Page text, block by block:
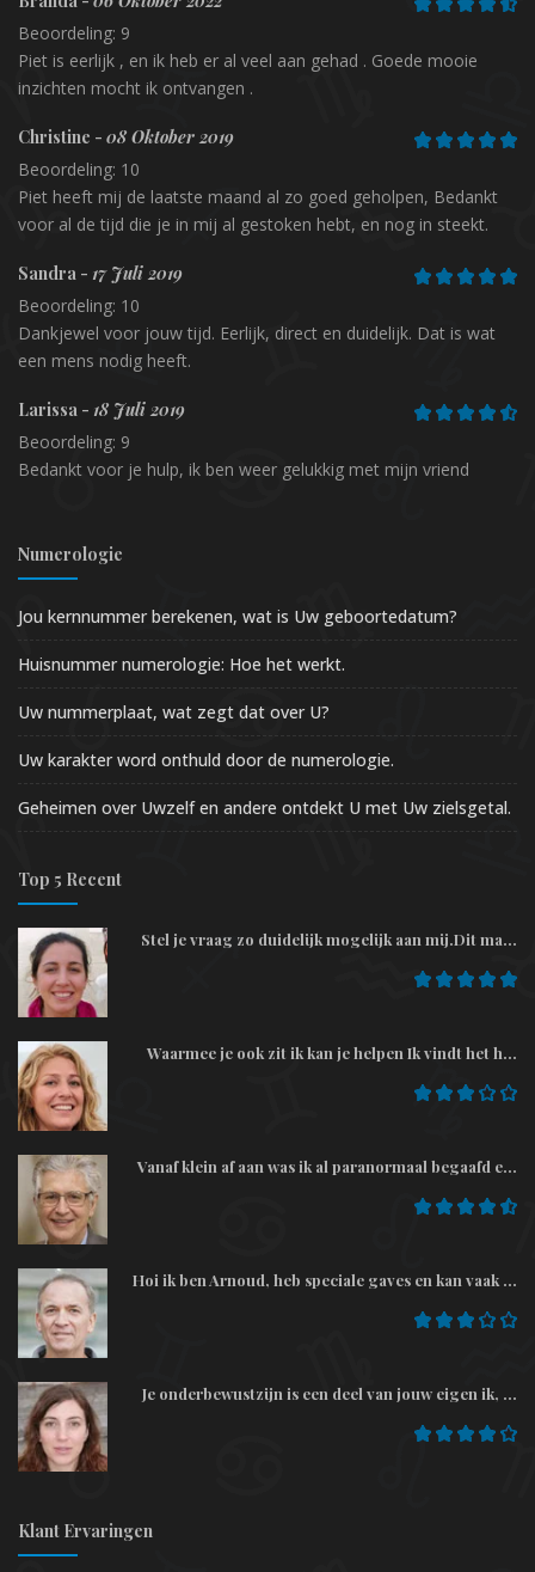
Beoordeling: 9
Piet is eerlijk , en ik heb er al veel aan gehad . Goede mooie
inzichten mocht ik ontvangen .
Christine - 08 Oktober 2019
Beoordeling: 10
Piet heeft mij de laatste maand al zo goed geholpen, Bedankt
voor al de tijd die je in mij al gestoken hebt, en nog in steekt.
Sandra - 17 Juli 2019
Beoordeling: 10
Dankjewel voor jouw tijd. Eerlijk, direct en duidelijk. Dat is wat
een mens nodig heeft.
Larissa - 18 Juli 2019
Beoordeling: 9
Bedankt voor je hulp, ik ben weer gelukkig met mijn vriend
Numerologie
Jou kernnummer berekenen, wat is Uw geboortedatum?
Huisnummer numerologie: Hoe het werkt.
Uw nummerplaat, wat zegt dat over U?
Uw karakter word onthuld door de numerologie.
Geheimen over Uwzelf en andere ontdekt U met Uw zielsgetal.
Top 5 Recent
Stel je vraag zo duidelijk mogelijk aan mij.Dit ma...
Waarmee je ook zit ik kan je helpen Ik vindt het h...
Vanaf klein af aan was ik al paranormaal begaafd e...
Hoi ik ben Arnoud, heb speciale gaves en kan vaak ...
Je onderbewustzijn is een deel van jouw eigen ik, ...
Klant Ervaringen